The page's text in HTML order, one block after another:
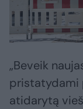
„Beveik
pristatydami
atidarytą